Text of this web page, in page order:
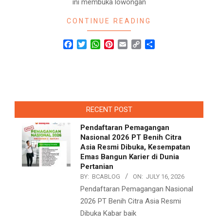
ini membuka lowongan
CONTINUE READING
Facebook
TwitterWhatsApp
Pinterest
Email Copy
RECENT POST
Pendaftaran Pemagangan
Nasional 2026 PT Benih Citra
Asia Resmi Dibuka, Kesempatan
Emas Bangun Karier di Dunia
Pertanian
BY: BCABLOG ON: JULY 16, 2026
Pendaftaran Pemagangan Nasional
2026 PT Benih Citra Asia Resmi
Dibuka Kabar baik